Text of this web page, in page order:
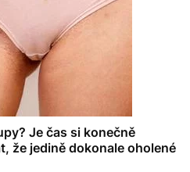
Je čas si konečně
že jedině dokonale oholené